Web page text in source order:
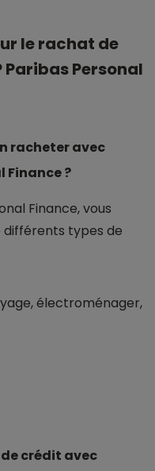
le rachat de
Personal
racheter avec
Finance ?
Finance, vous
différents types de
électroménager,
crédit avec